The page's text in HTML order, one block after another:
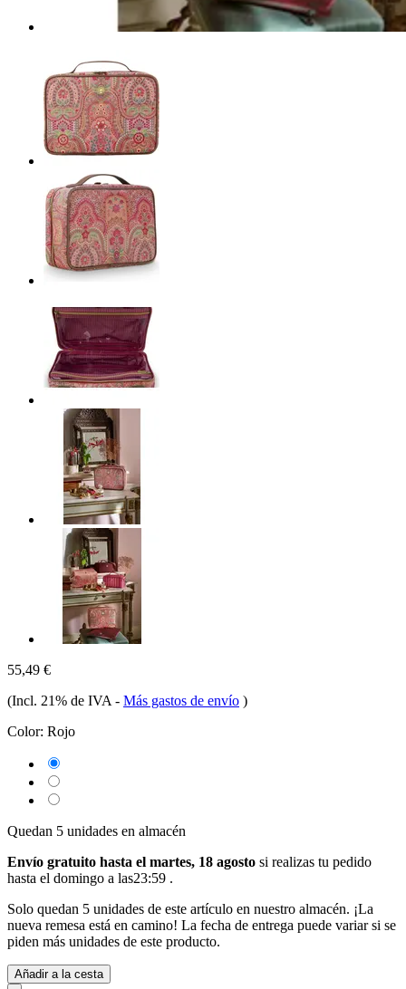
55,49 €
(Incl. 21% de IVA - Más gastos de envío )
Color: Rojo
Quedan 5 unidades en almacén
Envío gratuito hasta el martes, 18 agosto si realizas tu pedido
hasta el domingo a las23:59 .
Solo quedan 5 unidades de este artículo en nuestro almacén. ¡La
nueva remesa está en camino! La fecha de entrega puede variar si se
piden más unidades de este producto.
Añadir a la cesta